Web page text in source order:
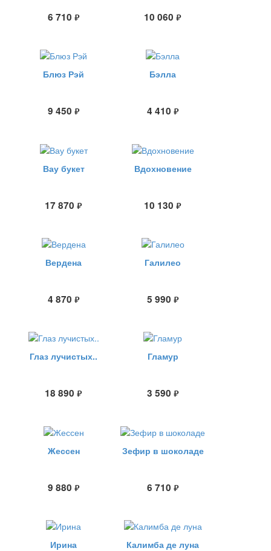
6 710 руб. 10 060 руб.
Блюз Рэй
9 450 руб.
Бэлла
4 410 руб.
Вау букет
17 870 руб.
Вдохновение
10 130 руб.
Вердена
4 870 руб.
Галилео
5 990 руб.
Глаз лучистых..
18 890 руб.
Гламур
3 590 руб.
Жессен
9 880 руб.
Зефир в шоколаде
6 710 руб.
Ирина Калимба де луна